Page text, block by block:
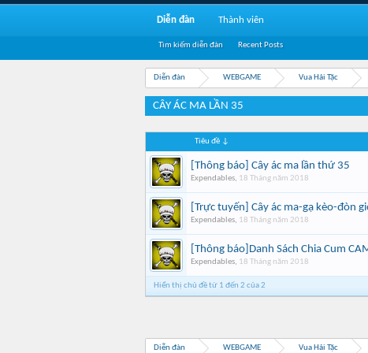
Diễn đàn WEBGAME Vua Hải Tặc
CÂY ÁC MA LẦN 35
Tiêu đề ↓
[Thông báo] Cây ác ma lần thứ 35
Expendables, 18 Tháng năm 2018
[Trực tuyến] Cây ác ma-gạ kèo-đòn
Expendables, 18 Tháng năm 2018
[Thông báo]Danh Sách Chia Cum
Expendables, 18 Tháng năm 2018
Hiển thị chủ đề từ 1 đến 2 của 2
Diễn đàn WEBGAME Vua Hải Tặc
Diễn đàn
Tìm kiếm diễn đàn Recent Posts
Thành viên